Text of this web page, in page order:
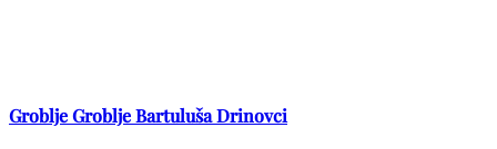
Groblje Groblje Bartuluša Drinovci